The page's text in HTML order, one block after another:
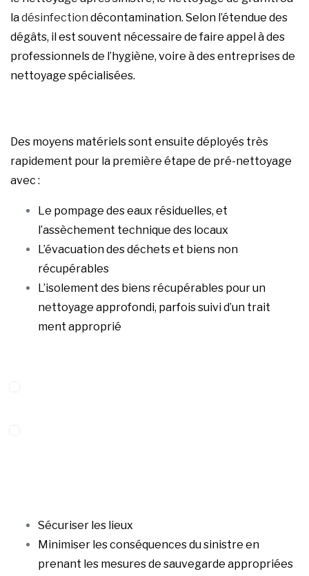
ladésinfection décontamination. Selon l’étendue des
dégâts, il est souvent nécessaire de faire appel à des
professionnels de l’hygiène, voire à des entreprises de
nettoyage spécialisées.
Des moyens matériels sont ensuite déployés très
rapidement pour la première étape de pré-nettoyage
avec :
Le pompage des eaux résiduelles, et
l’assèchement technique des locaux
L’évacuation des déchets et biens non
récupérables
L’isolement des biens récupérables pour un
nettoyage approfondi, parfois suivi d’un trait
ment approprié
Sécuriser les lieux
Minimiser les conséquences du sinistre en
prenant les mesures de sauvegarde appropriées